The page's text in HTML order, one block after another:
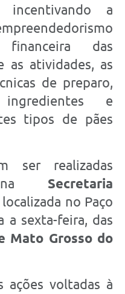
incentivando a
das
as atividades, as
de preparo,
e
tipos de pães
ser realizadas
na Secretaria
localizada no Paço
a sexta-feira, das
Mato Grosso do
ações voltadas à